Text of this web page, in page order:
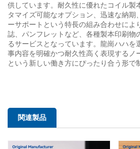
供しています。耐久性に優れたコイル製
タマイズ可能なオプション、迅速な納期
ーサポートという特長の組み合わせによ
誌、パンフレットなど、各種製本印刷物
るサービスとなっています。龍崗ハハを
事内容を明確かつ耐久性高く表現するノ
という新しい働き方にぴったり合う形で
関連製品